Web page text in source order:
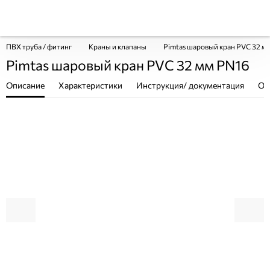
ПВХ труба / фитинг Краны и клапаны Pimtas шаровый кран PVC 32
Pimtas шаровый кран PVC 32 мм PN16
Описание Характеристики Инструкция/ документация